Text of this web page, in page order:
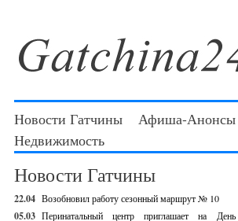
Новости Гатчины Афиша-Анонсы
Недвижимость
Новости Гатчины
22.04 Возобновил работу сезонный маршрут № 10
05.03 Перинатальный центр приглашает на День